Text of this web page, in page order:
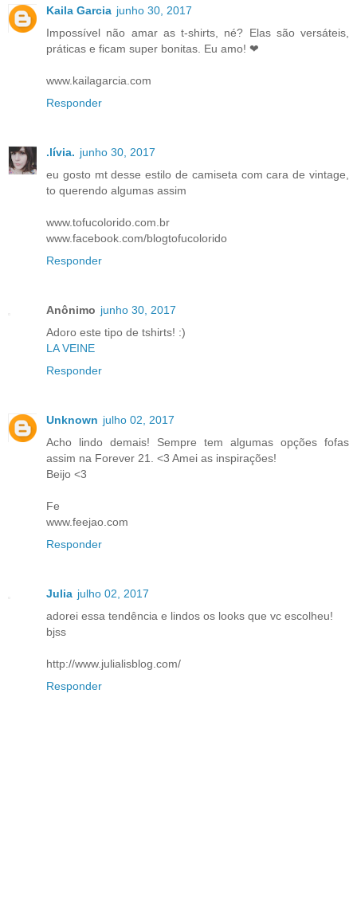
Kaila Garcia junho 30, 2017
Impossível não amar as t-shirts, né? Elas são versáteis,
práticas e ficam super bonitas. Eu amo! ❤
www.kailagarcia.com
Responder
.lívia. junho 30, 2017
eu gosto mt desse estilo de camiseta com cara de vintage,
to querendo algumas assim
www.tofucolorido.com.br
www.facebook.com/blogtofucolorido
Responder
Anônimo junho 30, 2017
Adoro este tipo de tshirts! :)
LA VEINE
Responder
Unknown julho 02, 2017
Acho lindo demais! Sempre tem algumas opções fofas
assim na Forever 21. <3 Amei as inspirações!
Beijo <3
Fe
www.feejao.com
Responder
Julia julho 02, 2017
adorei essa tendência e lindos os looks que vc escolheu!
bjss
http://www.julialisblog.com/
Responder